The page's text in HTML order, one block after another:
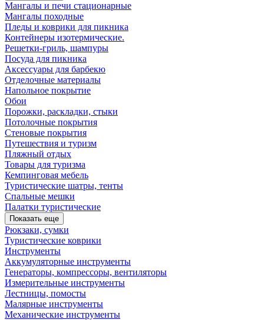
Мангалы и печи стационарные
Мангалы походные
Пледы и коврики для пикника
Контейнеры изотермические.
Решетки-гриль, шампуры
Посуда для пикника
Аксессуары для барбекю
Отделочные материалы
Напольное покрытие
Обои
Порожки, раскладки, стыки
Потолочные покрытия
Стеновые покрытия
Путешествия и туризм
Пляжный отдых
Товары для туризма
Кемпинговая мебель
Туристические шатры, тенты
Спальные мешки
Палатки туристические
Показать еще
Рюкзаки, сумки
Туристические коврики
Инструменты
Аккумуляторные инструменты
Генераторы, компрессоры, вентиляторы
Измерительные инструменты
Лестницы, помосты
Малярные инструменты
Механические инструменты